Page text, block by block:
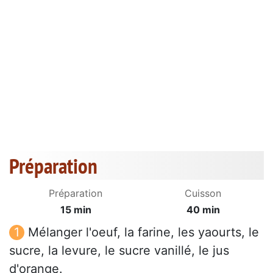
Préparation
Préparation
15 min
Cuisson
40 min
Mélanger l'oeuf, la farine, les yaourts, le
sucre, la levure, le sucre vanillé, le jus
d'orange.